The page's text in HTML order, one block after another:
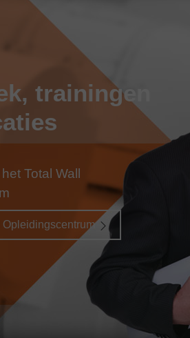
trainingen
Total Wall
Opleidingscentrum